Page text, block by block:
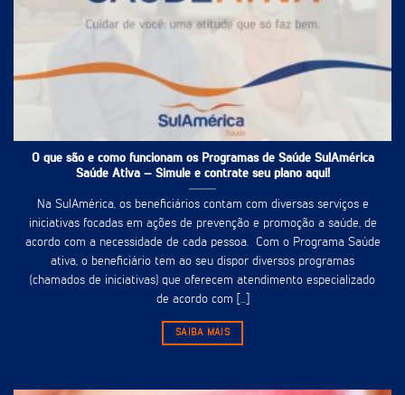
O que são e como funcionam os Programas de Saúde SulAmérica
Saúde Ativa – Simule e contrate seu plano aqui!
Na SulAmérica, os beneficiários contam com diversas serviços e
iniciativas focadas em ações de prevenção e promoção a saúde, de
acordo com a necessidade de cada pessoa. Com o Programa Saúde
ativa, o beneficiário tem ao seu dispor diversos programas
(chamados de iniciativas) que oferecem atendimento especializado
de acordo com [...]
SAIBA MAIS